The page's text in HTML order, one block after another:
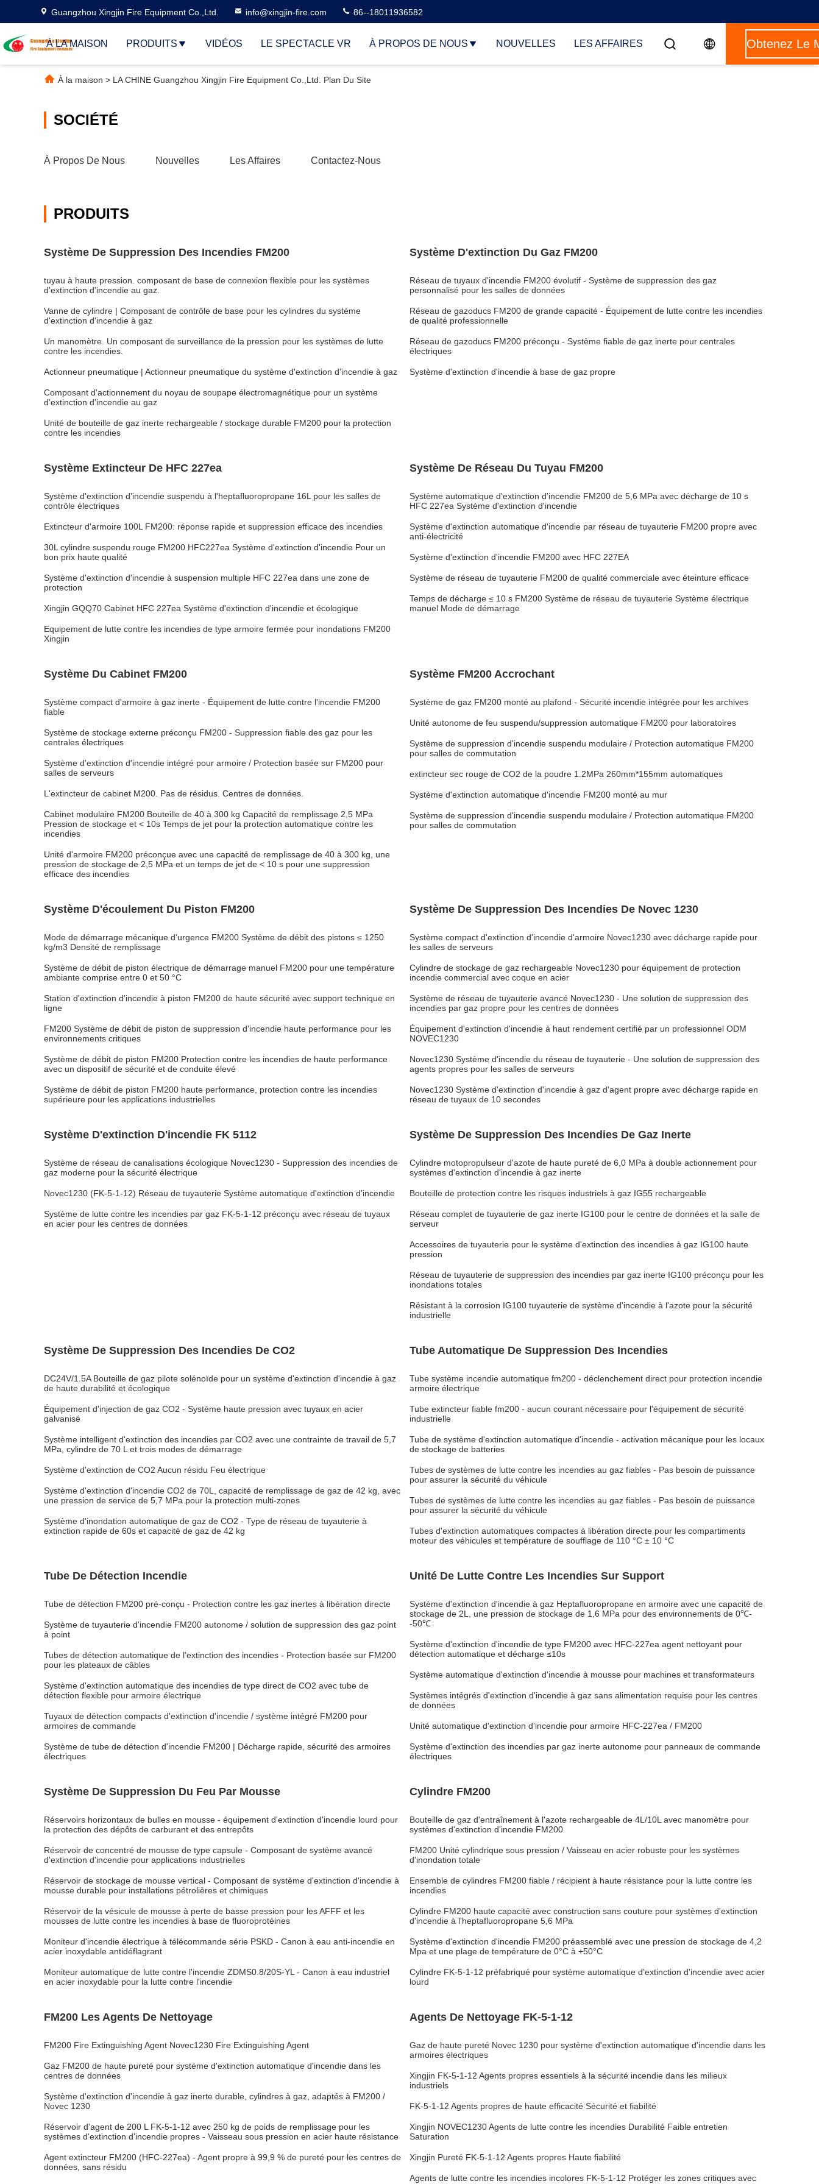
Guangzhou Xingjin Fire Equipment Co.,Ltd. info@xingjin-fire.com 86--18011936582
À LA MAISON PRODUITS VIDÉOS LE SPECTACLE VR À PROPOS DE NOUS NOUVELLES LES AFFAIRES
À la maison > LA CHINE Guangzhou Xingjin Fire Equipment Co.,Ltd. Plan Du Site
SOCIÉTÉ
À Propos De Nous Nouvelles Les Affaires Contactez-Nous
PRODUITS
Système De Suppression Des Incendies FM200
tuyau à haute pression. composant de base de connexion flexible pour les systèmes
d'extinction d'incendie au gaz.
Vanne de cylindre | Composant de contrôle de base pour les cylindres du système
d'extinction d'incendie à gaz
Un manomètre. Un composant de surveillance de la pression pour les systèmes de lutte
contre les incendies.
Actionneur pneumatique | Actionneur pneumatique du système d'extinction d'incendie à gaz
Composant d'actionnement du noyau de soupape électromagnétique pour un système
d'extinction d'incendie au gaz
Unité de bouteille de gaz inerte rechargeable / stockage durable FM200 pour la protection
contre les incendies
Système D'extinction Du Gaz FM200
Réseau de tuyaux d'incendie FM200 évolutif - Système de suppression des gaz
personnalisé pour les salles de données
Réseau de gazoducs FM200 de grande capacité - Équipement de lutte contre les incendies
de qualité professionnelle
Réseau de gazoducs FM200 préconçu - Système fiable de gaz inerte pour centrales
électriques
Système d'extinction d'incendie à base de gaz propre
Système Extincteur De HFC 227ea
Système d'extinction d'incendie suspendu à l'heptafluoropropane 16L pour les salles de
contrôle électriques
Extincteur d'armoire 100L FM200: réponse rapide et suppression efficace des incendies
30L cylindre suspendu rouge FM200 HFC227ea Système d'extinction d'incendie Pour un
bon prix haute qualité
Système d'extinction d'incendie à suspension multiple HFC 227ea dans une zone de
protection
Xingjin GQQ70 Cabinet HFC 227ea Système d'extinction d'incendie et écologique
Equipement de lutte contre les incendies de type armoire fermée pour inondations FM200
Xingjin
Système De Réseau Du Tuyau FM200
Système automatique d'extinction d'incendie FM200 de 5,6 MPa avec décharge de 10 s
HFC 227ea Système d'extinction d'incendie
Système d'extinction automatique d'incendie par réseau de tuyauterie FM200 propre avec
anti-électricité
Système d'extinction d'incendie FM200 avec HFC 227EA
Système de réseau de tuyauterie FM200 de qualité commerciale avec éteinture efficace
Temps de décharge ≤ 10 s FM200 Système de réseau de tuyauterie Système électrique
manuel Mode de démarrage
Système Du Cabinet FM200
Système compact d'armoire à gaz inerte - Équipement de lutte contre l'incendie FM200
fiable
Système de stockage externe préconçu FM200 - Suppression fiable des gaz pour les
centrales électriques
Système d'extinction d'incendie intégré pour armoire / Protection basée sur FM200 pour
salles de serveurs
L'extincteur de cabinet M200. Pas de résidus. Centres de données.
Cabinet modulaire FM200 Bouteille de 40 à 300 kg Capacité de remplissage 2,5 MPa
Pression de stockage et < 10s Temps de jet pour la protection automatique contre les
incendies
Unité d'armoire FM200 préconçue avec une capacité de remplissage de 40 à 300 kg, une
pression de stockage de 2,5 MPa et un temps de jet de < 10 s pour une suppression
efficace des incendies
Système FM200 Accrochant
Système de gaz FM200 monté au plafond - Sécurité incendie intégrée pour les archives
Unité autonome de feu suspendu/suppression automatique FM200 pour laboratoires
Système de suppression d'incendie suspendu modulaire / Protection automatique FM200
pour salles de commutation
extincteur sec rouge de CO2 de la poudre 1.2MPa 260mm*155mm automatiques
Système d'extinction automatique d'incendie FM200 monté au mur
Système de suppression d'incendie suspendu modulaire / Protection automatique FM200
pour salles de commutation
Système D'écoulement Du Piston FM200
Mode de démarrage mécanique d'urgence FM200 Système de débit des pistons ≤ 1250
kg/m3 Densité de remplissage
Système de débit de piston électrique de démarrage manuel FM200 pour une température
ambiante comprise entre 0 et 50 °C
Station d'extinction d'incendie à piston FM200 de haute sécurité avec support technique en
ligne
FM200 Système de débit de piston de suppression d'incendie haute performance pour les
environnements critiques
Système de débit de piston FM200 Protection contre les incendies de haute performance
avec un dispositif de sécurité et de conduite élevé
Système de débit de piston FM200 haute performance, protection contre les incendies
supérieure pour les applications industrielles
Système De Suppression Des Incendies De Novec 1230
Système compact d'extinction d'incendie d'armoire Novec1230 avec décharge rapide pour
les salles de serveurs
Cylindre de stockage de gaz rechargeable Novec1230 pour équipement de protection
incendie commercial avec coque en acier
Système de réseau de tuyauterie avancé Novec1230 - Une solution de suppression des
incendies par gaz propre pour les centres de données
Équipement d'extinction d'incendie à haut rendement certifié par un professionnel ODM
NOVEC1230
Novec1230 Système d'incendie du réseau de tuyauterie - Une solution de suppression des
agents propres pour les salles de serveurs
Novec1230 Système d'extinction d'incendie à gaz d'agent propre avec décharge rapide en
réseau de tuyaux de 10 secondes
Système D'extinction D'incendie FK 5112
Système de réseau de canalisations écologique Novec1230 - Suppression des incendies de
gaz moderne pour la sécurité électrique
Novec1230 (FK-5-1-12) Réseau de tuyauterie Système automatique d'extinction d'incendie
Système de lutte contre les incendies par gaz FK-5-1-12 préconçu avec réseau de tuyaux
en acier pour les centres de données
Système De Suppression Des Incendies De Gaz Inerte
Cylindre motopropulseur d'azote de haute pureté de 6,0 MPa à double actionnement pour
systèmes d'extinction d'incendie à gaz inerte
Bouteille de protection contre les risques industriels à gaz IG55 rechargeable
Réseau complet de tuyauterie de gaz inerte IG100 pour le centre de données et la salle de
serveur
Accessoires de tuyauterie pour le système d'extinction des incendies à gaz IG100 haute
pression
Réseau de tuyauterie de suppression des incendies par gaz inerte IG100 préconçu pour les
inondations totales
Résistant à la corrosion IG100 tuyauterie de système d'incendie à l'azote pour la sécurité
industrielle
Système De Suppression Des Incendies De CO2
DC24V/1.5A Bouteille de gaz pilote solénoïde pour un système d'extinction d'incendie à gaz
de haute durabilité et écologique
Équipement d'injection de gaz CO2 - Système haute pression avec tuyaux en acier
galvanisé
Système intelligent d'extinction des incendies par CO2 avec une contrainte de travail de 5,7
MPa, cylindre de 70 L et trois modes de démarrage
Système d'extinction de CO2 Aucun résidu Feu électrique
Système d'extinction d'incendie CO2 de 70L, capacité de remplissage de gaz de 42 kg, avec
une pression de service de 5,7 MPa pour la protection multi-zones
Système d'inondation automatique de gaz de CO2 - Type de réseau de tuyauterie à
extinction rapide de 60s et capacité de gaz de 42 kg
Tube Automatique De Suppression Des Incendies
Tube système incendie automatique fm200 - déclenchement direct pour protection incendie
armoire électrique
Tube extincteur fiable fm200 - aucun courant nécessaire pour l'équipement de sécurité
industrielle
Tube de système d'extinction automatique d'incendie - activation mécanique pour les locaux
de stockage de batteries
Tubes de systèmes de lutte contre les incendies au gaz fiables - Pas besoin de puissance
pour assurer la sécurité du véhicule
Tubes de systèmes de lutte contre les incendies au gaz fiables - Pas besoin de puissance
pour assurer la sécurité du véhicule
Tubes d'extinction automatiques compactes à libération directe pour les compartiments
moteur des véhicules et température de soufflage de 110 °C ± 10 °C
Tube De Détection Incendie
Tube de détection FM200 pré-conçu - Protection contre les gaz inertes à libération directe
Système de tuyauterie d'incendie FM200 autonome / solution de suppression des gaz point
à point
Tubes de détection automatique de l'extinction des incendies - Protection basée sur FM200
pour les plateaux de câbles
Système d'extinction automatique des incendies de type direct de CO2 avec tube de
détection flexible pour armoire électrique
Tuyaux de détection compacts d'extinction d'incendie / système intégré FM200 pour
armoires de commande
Système de tube de détection d'incendie FM200 | Décharge rapide, sécurité des armoires
électriques
Unité De Lutte Contre Les Incendies Sur Support
Système d'extinction d'incendie à gaz Heptafluoropropane en armoire avec une capacité de
stockage de 2L, une pression de stockage de 1,6 MPa pour des environnements de 0℃-
-50℃
Système d'extinction d'incendie de type FM200 avec HFC-227ea agent nettoyant pour
détection automatique et décharge ≤10s
Système automatique d'extinction d'incendie à mousse pour machines et transformateurs
Systèmes intégrés d'extinction d'incendie à gaz sans alimentation requise pour les centres
de données
Unité automatique d'extinction d'incendie pour armoire HFC-227ea / FM200
Système d'extinction des incendies par gaz inerte autonome pour panneaux de commande
électriques
Système De Suppression Du Feu Par Mousse
Réservoirs horizontaux de bulles en mousse - équipement d'extinction d'incendie lourd pour
la protection des dépôts de carburant et des entrepôts
Réservoir de concentré de mousse de type capsule - Composant de système avancé
d'extinction d'incendie pour applications industrielles
Réservoir de stockage de mousse vertical - Composant de système d'extinction d'incendie à
mousse durable pour installations pétrolières et chimiques
Réservoir de la vésicule de mousse à perte de basse pression pour les AFFF et les
mousses de lutte contre les incendies à base de fluoroprotéines
Moniteur d'incendie électrique à télécommande série PSKD - Canon à eau anti-incendie en
acier inoxydable antidéflagrant
Moniteur automatique de lutte contre l'incendie ZDMS0.8/20S-YL - Canon à eau industriel
en acier inoxydable pour la lutte contre l'incendie
Cylindre FM200
Bouteille de gaz d'entraînement à l'azote rechargeable de 4L/10L avec manomètre pour
systèmes d'extinction d'incendie FM200
FM200 Unité cylindrique sous pression / Vaisseau en acier robuste pour les systèmes
d'inondation totale
Ensemble de cylindres FM200 fiable / récipient à haute résistance pour la lutte contre les
incendies
Cylindre FM200 haute capacité avec construction sans couture pour systèmes d'extinction
d'incendie à l'heptafluoropropane 5,6 MPa
Système d'extinction d'incendie FM200 préassemblé avec une pression de stockage de 4,2
Mpa et une plage de température de 0°C à +50°C
Cylindre FK-5-1-12 préfabriqué pour système automatique d'extinction d'incendie avec acier
lourd
FM200 Les Agents De Nettoyage
FM200 Fire Extinguishing Agent Novec1230 Fire Extinguishing Agent
Gaz FM200 de haute pureté pour système d'extinction automatique d'incendie dans les
centres de données
Système d'extinction d'incendie à gaz inerte durable, cylindres à gaz, adaptés à FM200 /
Novec 1230
Réservoir d'agent de 200 L FK-5-1-12 avec 250 kg de poids de remplissage pour les
systèmes d'extinction d'incendie propres - Vaisseau sous pression en acier haute résistance
Agent extincteur FM200 (HFC-227ea) - Agent propre à 99,9 % de pureté pour les centres de
données, sans résidu
Agents De Nettoyage FK-5-1-12
Gaz de haute pureté Novec 1230 pour système d'extinction automatique d'incendie dans les
armoires électriques
Xingjin FK-5-1-12 Agents propres essentiels à la sécurité incendie dans les milieux
industriels
FK-5-1-12 Agents propres de haute efficacité Sécurité et fiabilité
Xingjin NOVEC1230 Agents de lutte contre les incendies Durabilité Faible entretien
Saturation
Xingjin Pureté FK-5-1-12 Agents propres Haute fiabilité
Agents de lutte contre les incendies incolores FK-5-1-12 Protéger les zones critiques avec